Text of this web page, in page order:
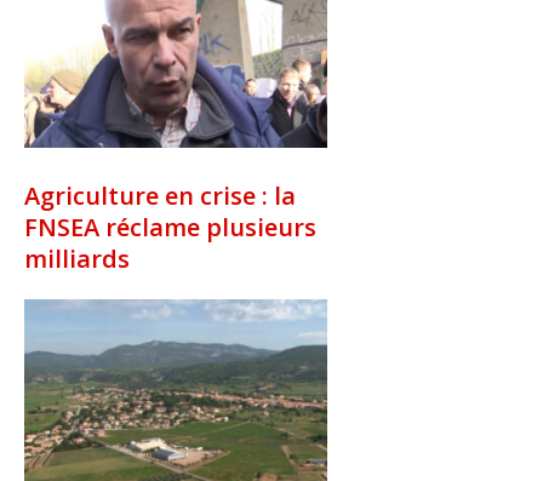
Agriculture en crise : la
FNSEA réclame plusieurs
milliards